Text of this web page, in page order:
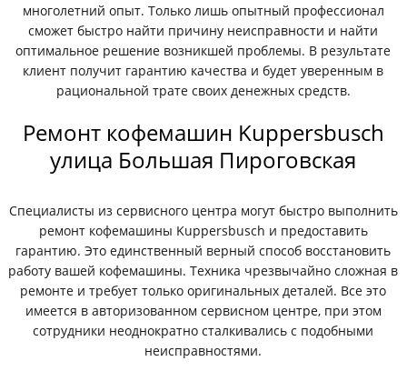
многолетний опыт. Только лишь опытный профессионал
сможет быстро найти причину неисправности и найти
оптимальное решение возникшей проблемы. В результате
клиент получит гарантию качества и будет уверенным в
рациональной трате своих денежных средств.
Ремонт кофемашин Kuppersbusch
улица Большая Пироговская
Специалисты из сервисного центра могут быстро выполнить
ремонт кофемашины Kuppersbusch и предоставить
гарантию. Это единственный верный способ восстановить
работу вашей кофемашины. Техника чрезвычайно сложная в
ремонте и требует только оригинальных деталей. Все это
имеется в авторизованном сервисном центре, при этом
сотрудники неоднократно сталкивались с подобными
неисправностями.